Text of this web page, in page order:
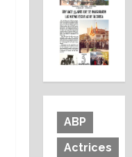
ABP
Actrices